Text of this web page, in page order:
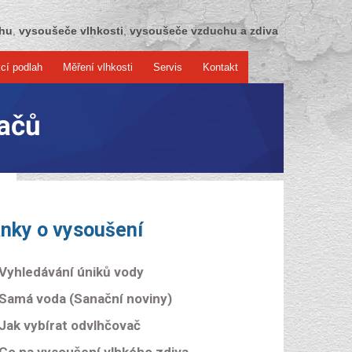
,vysoušeče vlhkosti, vysoušeče vzduchu a zdiva
podlah Měření vlhkosti Servis Kontakt
o vysoušení
úniků vody
voda (Sanační noviny)
vybírat odvlhčovač